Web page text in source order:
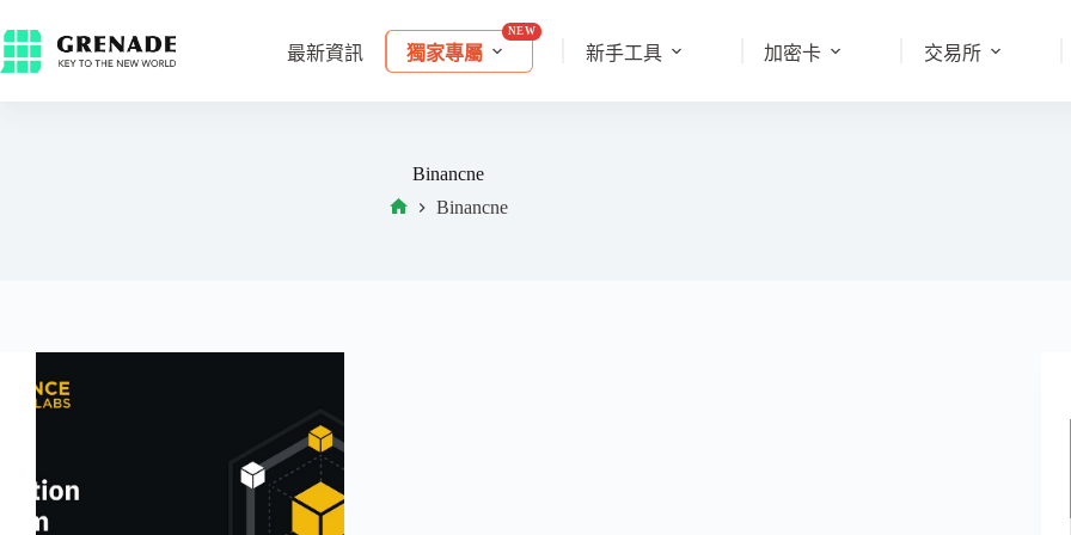
最新資訊 獨家專屬 新手工具 加密卡 交易所
Binancne
Binancne